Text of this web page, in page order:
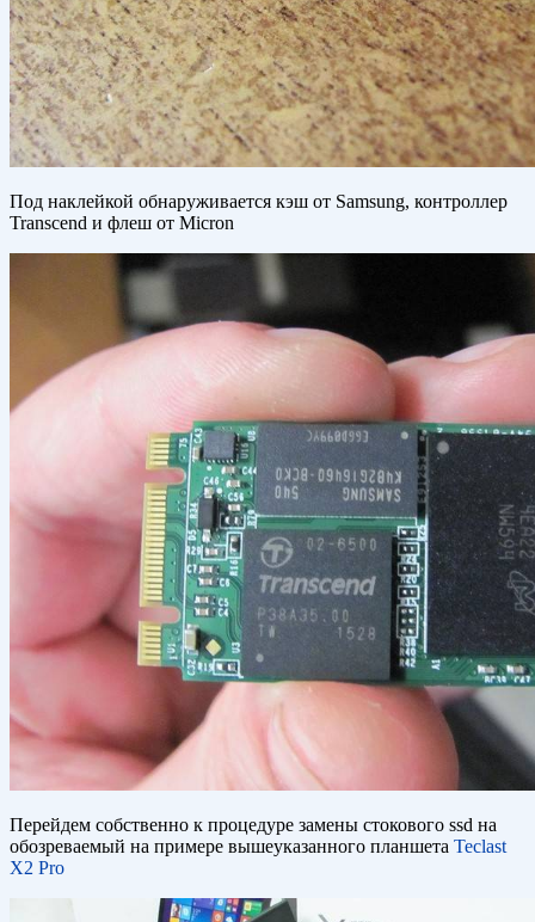
Под наклейкой обнаруживается кэш от Samsung, контроллер
Transcend и флеш от Micron
Перейдем собственно к процедуре замены стокового ssd на
обозреваемый на примере вышеуказанного планшета Teclast
X2 Pro